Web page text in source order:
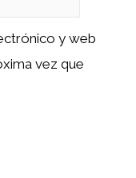
y web
vez que